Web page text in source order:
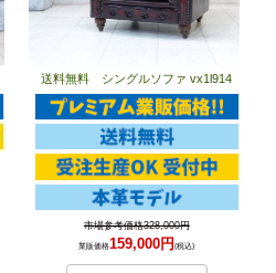
送料無料 シングルソファ vx1l914
市場参考価格328,000円
業販価格159,000円(税込)